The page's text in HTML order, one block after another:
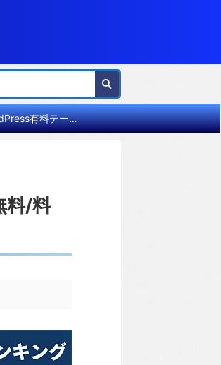
WordPress有料テーマ比較
料/料